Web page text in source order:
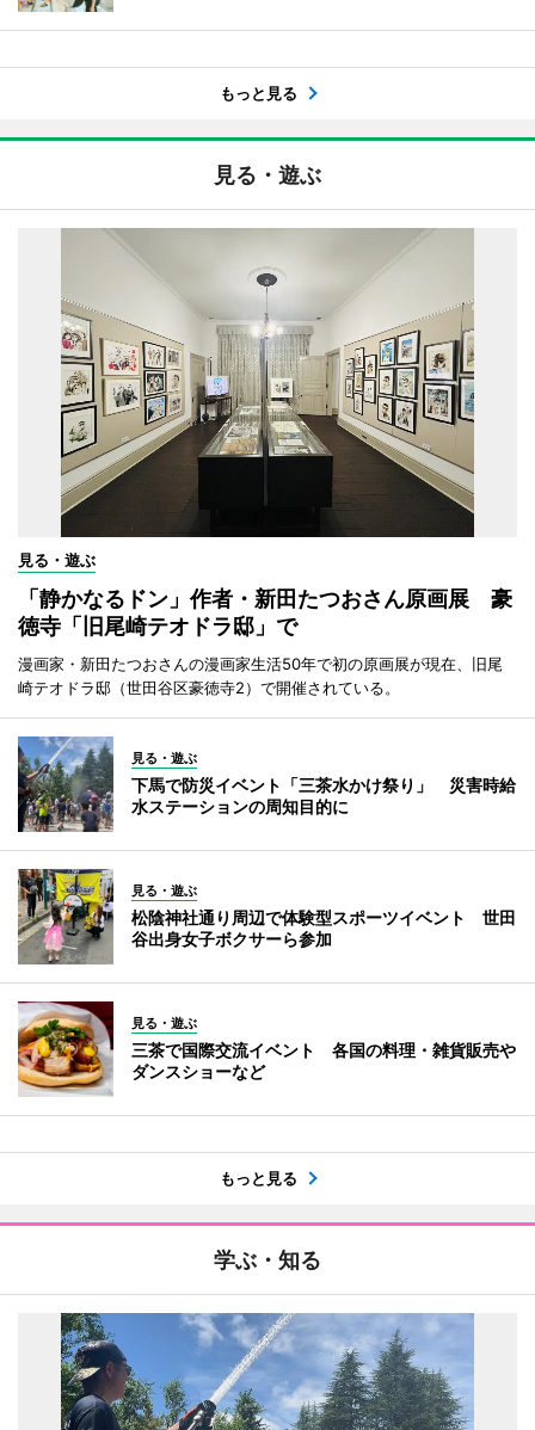
もっと見る
見る・遊ぶ
見る・遊ぶ
「静かなるドン」作者・新田たつおさん原画展 豪
徳寺「旧尾崎テオドラ邸」で
漫画家・新田たつおさんの漫画家生活50年で初の原画展が現在、旧尾
崎テオドラ邸（世田谷区豪徳寺2）で開催されている。
見る・遊ぶ
下馬で防災イベント「三茶水かけ祭り」 災害時給
水ステーションの周知目的に
見る・遊ぶ
松陰神社通り周辺で体験型スポーツイベント 世田
谷出身女子ボクサーら参加
見る・遊ぶ
三茶で国際交流イベント 各国の料理・雑貨販売や
ダンスショーなど
もっと見る
学ぶ・知る